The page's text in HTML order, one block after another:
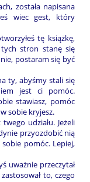
została napisana
wiec gest, który
tę książkę,
stron stanę się
postaram się być
ty, abyśmy stali się
jest ci pomóc.
stawiasz, pomóc
sobie kryjesz.
udziału. Jeżeli
przyozdobić nią
pomóc. Lepiej,
przeczytał
to, czego